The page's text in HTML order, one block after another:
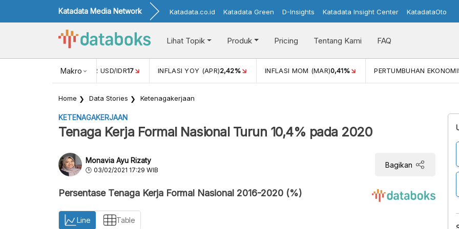
Katadata Media Network Katadata.co.id Katadata Green D-Insights Katadata Insight Center KatadataOto
Lihat Topik Produk Pricing Tentang Kami FAQ
Makro
NILAI TUKAR USD/IDR17 INFLASI YOY (APR)2,42% INFLASI MOM (MAR)0,41% PERTUMBUHAN EKONOMI
Home Data Stories Ketenagakerjaan
KETENAGAKERJAAN
Tenaga Kerja Formal Nasional Turun 10,4% pada 2020
Monavia Ayu Rizaty
03/02/2021 17:29 WIB
Bagikan
Persentase Tenaga Kerja Formal Nasional 2016-2020 (%)
Line Table